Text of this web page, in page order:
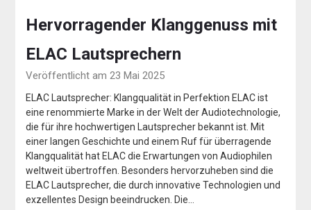
Hervorragender Klanggenuss mit
ELAC Lautsprechern
Veröffentlicht am 23 Mai 2025
ELAC Lautsprecher: Klangqualität in Perfektion ELAC ist
eine renommierte Marke in der Welt der Audiotechnologie,
die für ihre hochwertigen Lautsprecher bekannt ist. Mit
einer langen Geschichte und einem Ruf für überragende
Klangqualität hat ELAC die Erwartungen von Audiophilen
weltweit übertroffen. Besonders hervorzuheben sind die
ELAC Lautsprecher, die durch innovative Technologien und
exzellentes Design beeindrucken. Die…